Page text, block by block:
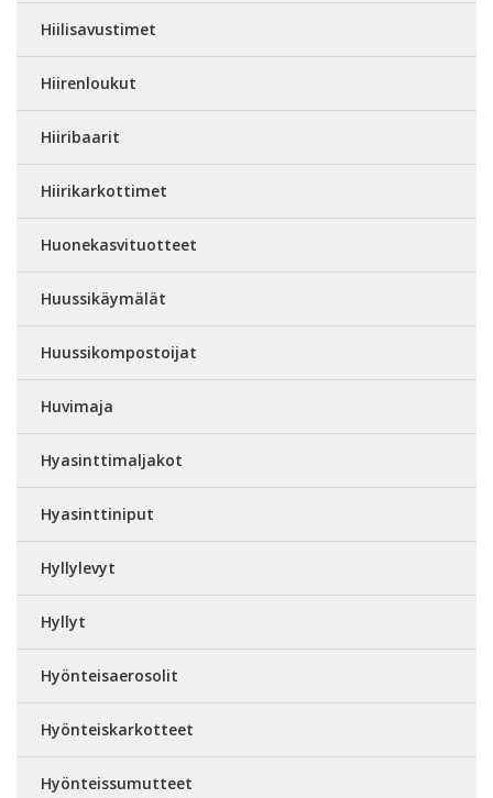
Hiilisavustimet
Hiirenloukut
Hiiribaarit
Hiirikarkottimet
Huonekasvituotteet
Huussikäymälät
Huussikompostoijat
Huvimaja
Hyasinttimaljakot
Hyasinttiniput
Hyllylevyt
Hyllyt
Hyönteisaerosolit
Hyönteiskarkotteet
Hyönteissumutteet